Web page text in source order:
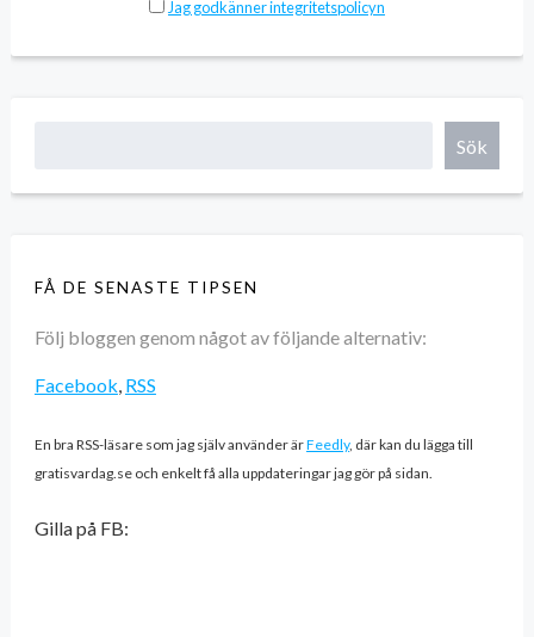
Jag godkänner integritetspolicyn
Sök
FÅ DE SENASTE TIPSEN
Följ bloggen genom något av följande alternativ:
Facebook, RSS
En bra RSS-läsare som jag själv använder ärFeedly, där kan du lägga till
gratisvardag.se och enkelt få alla uppdateringar jag gör på sidan.
Gilla på FB: